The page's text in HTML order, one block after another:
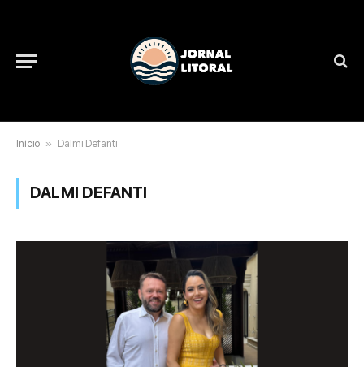
Início » Dalmi Defanti
DALMI DEFANTI